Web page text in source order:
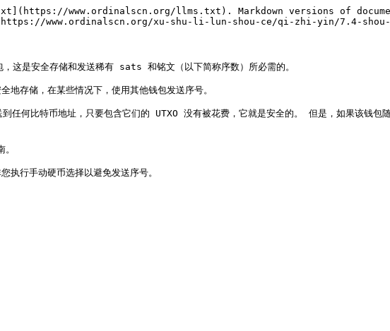
www.ordinalscn.org/llms.txt). Markdown versions of
www.ordinalscn.org/xu-shu-li-lun-shou-ce/qi-zhi-yin/7.4-
全存储和发送稀有 sats 和铭文（以下简称序数）所必需的。
存储，在某些情况下，使用其他钱包发送序号。
任何比特币地址，只要包含它们的 UTXO 没有被花费，它就是安全的。 但是，如果该钱包